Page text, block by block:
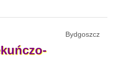
Bydgoszcz